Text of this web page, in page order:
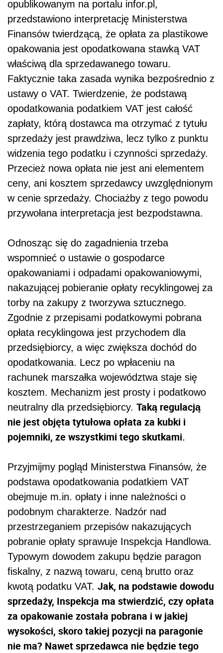
opublikowanym na portalu infor.pl,
przedstawiono interpretację Ministerstwa
Finansów twierdzącą, że opłata za plastikowe
opakowania jest opodatkowana stawką VAT
właściwą dla sprzedawanego towaru.
Faktycznie taka zasada wynika bezpośrednio z
ustawy o VAT. Twierdzenie, że podstawą
opodatkowania podatkiem VAT jest całość
zapłaty, którą dostawca ma otrzymać z tytułu
sprzedaży jest prawdziwa, lecz tylko z punktu
widzenia tego podatku i czynności sprzedaży.
Przecież nowa opłata nie jest ani elementem
ceny, ani kosztem sprzedawcy uwzględnionym
w cenie sprzedaży. Chociażby z tego powodu
przywołana interpretacja jest bezpodstawna.
Odnosząc się do zagadnienia trzeba
wspomnieć o ustawie o gospodarce
opakowaniami i odpadami opakowaniowymi,
nakazującej pobieranie opłaty recyklingowej za
torby na zakupy z tworzywa sztucznego.
Zgodnie z przepisami podatkowymi pobrana
opłata recyklingowa jest przychodem dla
przedsiębiorcy, a więc zwiększa dochód do
opodatkowania. Lecz po wpłaceniu na
rachunek marszałka województwa staje się
kosztem. Mechanizm jest prosty i podatkowo
neutralny dla przedsiębiorcy. Taką regulacją
nie jest objęta tytułowa opłata za kubki i
pojemniki, ze wszystkimi tego skutkami.
Przyjmijmy pogląd Ministerstwa Finansów, że
podstawa opodatkowania podatkiem VAT
obejmuje m.in. opłaty i inne należności o
podobnym charakterze. Nadzór nad
przestrzeganiem przepisów nakazujących
pobranie opłaty sprawuje Inspekcja Handlowa.
Typowym dowodem zakupu będzie paragon
fiskalny, z nazwą towaru, ceną brutto oraz
kwotą podatku VAT. Jak, na podstawie dowodu
sprzedaży, Inspekcja ma stwierdzić, czy opłata
za opakowanie została pobrana i w jakiej
wysokości, skoro takiej pozycji na paragonie
nie ma? Nawet sprzedawca nie będzie tego